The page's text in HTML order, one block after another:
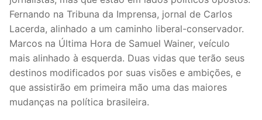
Fernando na Tribuna da Imprensa, jornal de Carlos
Lacerda, alinhado a um caminho liberal-conservador.
Marcos na Última Hora de Samuel Wainer, veículo
mais alinhado à esquerda. Duas vidas que terão seus
destinos modificados por suas visões e ambições, e
que assistirão em primeira mão uma das maiores
mudanças na política brasileira.